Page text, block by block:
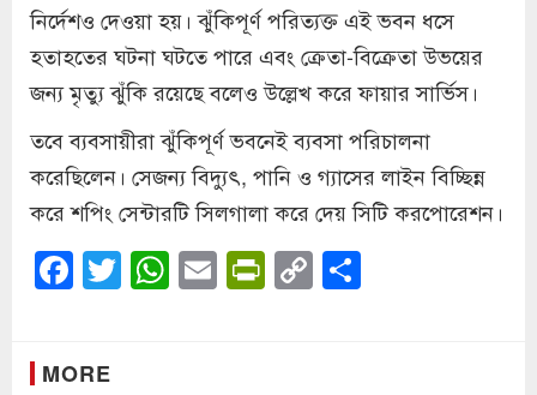
নির্দেশও দেওয়া হয়। ঝুঁকিপূর্ণ পরিত্যক্ত এই ভবন ধসে
হতাহতের ঘটনা ঘটতে পারে এবং ক্রেতা-বিক্রেতা উভয়ের
জন্য মৃত্যু ঝুঁকি রয়েছে বলেও উল্লেখ করে ফায়ার সার্ভিস।
তবে ব্যবসায়ীরা ঝুঁকিপূর্ণ ভবনেই ব্যবসা পরিচালনা
করেছিলেন। সেজন্য বিদ্যুৎ, পানি ও গ্যাসের লাইন বিচ্ছিন্ন
করে শপিং সেন্টারটি সিলগালা করে দেয় সিটি করপোরেশন।
Facebook
Twitter
WhatsApp
EmailPrintFriendly
Copy
Link
MORE